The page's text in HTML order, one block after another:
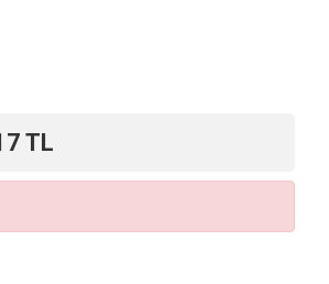
TL